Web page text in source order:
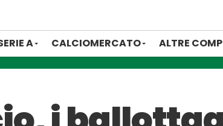
A CALCIOMERCATO ALTRE